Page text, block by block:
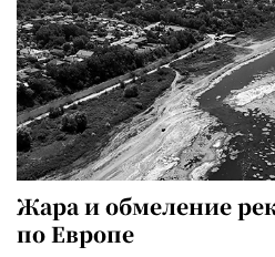
Жара и обмеление
по Европе